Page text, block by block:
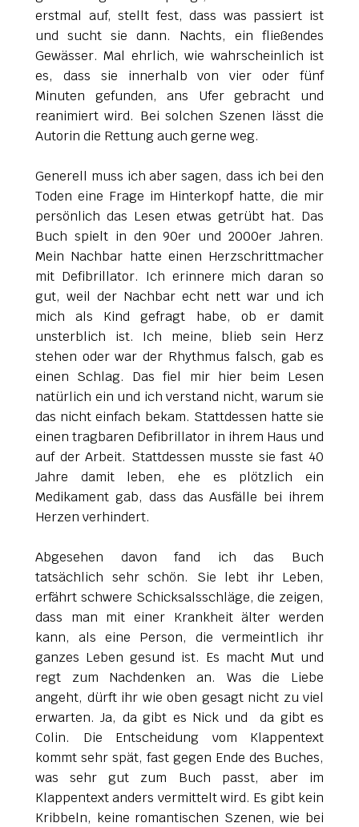
erstmal auf, stellt fest, dass was passiert ist
und sucht sie dann. Nachts, ein fließendes
Gewässer. Mal ehrlich, wie wahrscheinlich ist
es, dass sie innerhalb von vier oder fünf
Minuten gefunden, ans Ufer gebracht und
reanimiert wird. Bei solchen Szenen lässt die
Autorin die Rettung auch gerne weg.
Generell muss ich aber sagen, dass ich bei den
Toden eine Frage im Hinterkopf hatte, die mir
persönlich das Lesen etwas getrübt hat. Das
Buch spielt in den 90er und 2000er Jahren.
Mein Nachbar hatte einen Herzschrittmacher
mit Defibrillator. Ich erinnere mich daran so
gut, weil der Nachbar echt nett war und ich
mich als Kind gefragt habe, ob er damit
unsterblich ist. Ich meine, blieb sein Herz
stehen oder war der Rhythmus falsch, gab es
einen Schlag. Das fiel mir hier beim Lesen
natürlich ein und ich verstand nicht, warum sie
das nicht einfach bekam. Stattdessen hatte sie
einen tragbaren Defibrillator in ihrem Haus und
auf der Arbeit. Stattdessen musste sie fast 40
Jahre damit leben, ehe es plötzlich ein
Medikament gab, dass das Ausfälle bei ihrem
Herzen verhindert.
Abgesehen davon fand ich das Buch
tatsächlich sehr schön. Sie lebt ihr Leben,
erfährt schwere Schicksalsschläge, die zeigen,
dass man mit einer Krankheit älter werden
kann, als eine Person, die vermeintlich ihr
ganzes Leben gesund ist. Es macht Mut und
regt zum Nachdenken an. Was die Liebe
angeht, dürft ihr wie oben gesagt nicht zu viel
erwarten. Ja, da gibt es Nick und da gibt es
Colin. Die Entscheidung vom Klappentext
kommt sehr spät, fast gegen Ende des Buches,
was sehr gut zum Buch passt, aber im
Klappentext anders vermittelt wird. Es gibt kein
Kribbeln, keine romantischen Szenen, wie bei